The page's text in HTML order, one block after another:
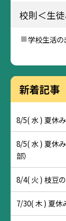
校則＜生
学校生活の
新着記事
8/5( 水 ) 夏休み
8/5( 水 ) 夏休み
部）
8/4( 火 ) 枝豆
7/30( 木 ) 夏休